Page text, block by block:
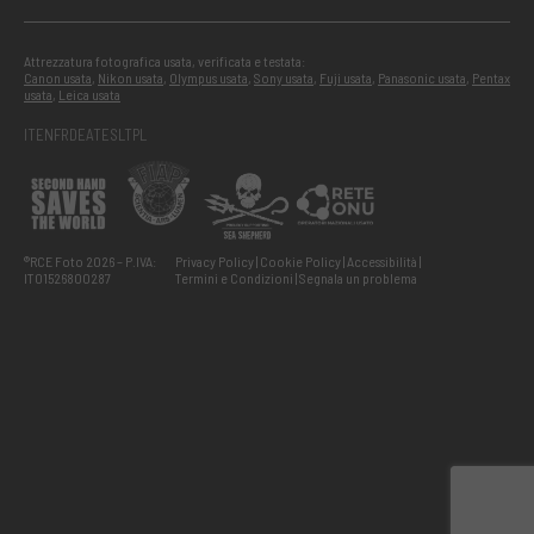
Attrezzatura fotografica usata, verificata e testata:
Canon usata, Nikon usata, Olympus usata, Sony usata, Fuji usata, Panasonic usata, Pentax
usata, Leica usata
ITENFRDEATESLTPL
®RCE Foto 2026 – P.IVA:
IT01526800287
Privacy Policy Cookie Policy Accessibilità
Termini e Condizioni Segnala un problema